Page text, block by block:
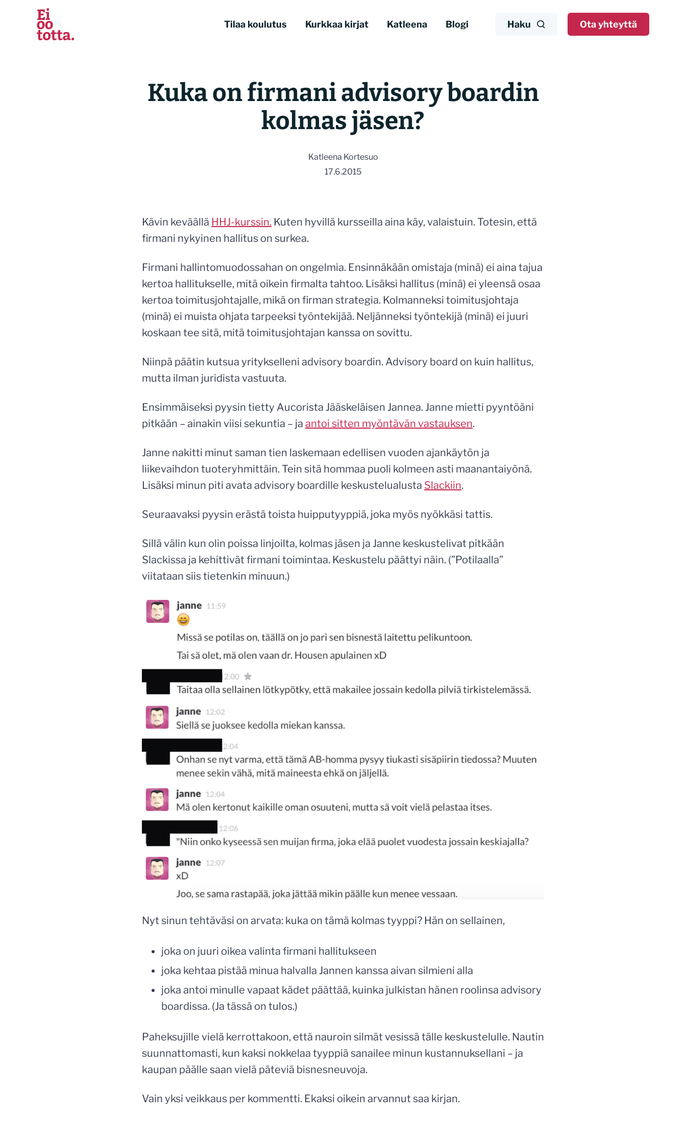
sisältöön
Tilaa koulutus Kurkkaa kirjat Katleena Blogi Haku Ota yhteyttä
Kuka on firmani advisory boardin
kolmas jäsen?
Katleena Kortesuo
17.6.2015
Kävin keväällä HHJ-kurssin. Kuten hyvillä kursseilla aina käy, valaistuin. Totesin, että
firmani nykyinen hallitus on surkea.
Firmani hallintomuodossahan on ongelmia. Ensinnäkään omistaja (minä) ei aina tajua
kertoa hallitukselle, mitä oikein firmalta tahtoo. Lisäksi hallitus (minä) ei yleensä osaa
kertoa toimitusjohtajalle, mikä on firman strategia. Kolmanneksi toimitusjohtaja
(minä) ei muista ohjata tarpeeksi työntekijää. Neljänneksi työntekijä (minä) ei juuri
koskaan tee sitä, mitä toimitusjohtajan kanssa on sovittu.
Niinpä päätin kutsua yritykselleni advisory boardin. Advisory board on kuin hallitus,
mutta ilman juridista vastuuta.
Ensimmäiseksi pyysin tietty Aucorista Jääskeläisen Jannea. Janne mietti pyyntöäni
pitkään – ainakin viisi sekuntia – ja antoi sitten myöntävän vastauksen.
Janne nakitti minut saman tien laskemaan edellisen vuoden ajankäytön ja
liikevaihdon tuoteryhmittäin. Tein sitä hommaa puoli kolmeen asti maanantaiyönä.
Lisäksi minun piti avata advisory boardille keskustelualusta Slackiin.
Seuraavaksi pyysin erästä toista huipputyyppiä, joka myös nyökkäsi tattis.
Sillä välin kun olin poissa linjoilta, kolmas jäsen ja Janne keskustelivat pitkään
Slackissa ja kehittivät firmani toimintaa. Keskustelu päättyi näin. (”Potilaalla”
viitataan siis tietenkin minuun.)
Nyt sinun tehtäväsi on arvata: kuka on tämä kolmas tyyppi? Hän on sellainen,
joka on juuri oikea valinta firmani hallitukseen
joka kehtaa pistää minua halvalla Jannen kanssa aivan silmieni alla
joka antoi minulle vapaat kädet päättää, kuinka julkistan hänen roolinsa advisory
boardissa. (Ja tässä on tulos.)
Paheksujille vielä kerrottakoon, että nauroin silmät vesissä tälle keskustelulle. Nautin
suunnattomasti, kun kaksi nokkelaa tyyppiä sanailee minun kustannuksellani – ja
kaupan päälle saan vielä päteviä bisnesneuvoja.
Vain yksi veikkaus per kommentti. Ekaksi oikein arvannut saa kirjan.